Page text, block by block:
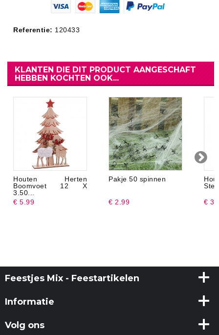
Referentie: 120433
KLANTEN DIE DIT PRODUCT AANGESCHAFT
HEBBEN KOCHTEN OOK...
Houten Herten
Boomvoet 12 X
3.50...
€ 5.99
Pakje 50 spinnen
€ 2.99 €
Feestjes Mix - Feestartikelen
Informatie
Volg ons